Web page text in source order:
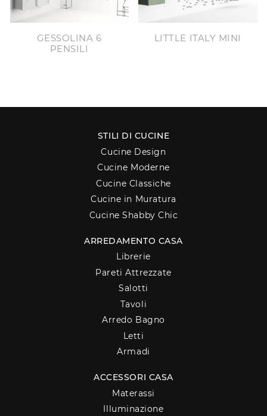
GESSOLINA 6
PENSILI
LITTLE ITALY MINI
STILI DI CUCINE
Cucine Design
Cucine Moderne
Cucine Classiche
Cucine in Muratura
Cucine Shabby Chic
ARREDAMENTO CASA
Librerie
Pareti Attrezzate
Salotti
Tavoli
Arredo Bagno
Letti
Armadi
ACCESSORI CASA
Materassi
Illuminazione